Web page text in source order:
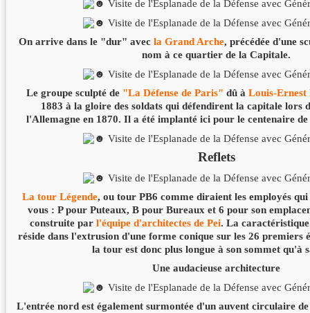
On arrive dans le "dur" avec la Grand Arche, précédée d'une
nom à ce quartier de la Capitale.
Le groupe sculpté de "La Défense de Paris" dû à Louis-
1883 à la gloire des soldats qui défendirent la capitale lors
l'Allemagne en 1870. Il a été implanté ici pour le centenaire
Reflets
La tour Légende, ou tour PB6 comme diraient les employés
vous : P pour Puteaux, B pour Bureaux et 6 pour son
construite par l'équipe d'architectes de Pei. La
réside dans l'extrusion d'une forme conique sur les 26 premiers
la tour est donc plus longue à son sommet qu'à
Une audacieuse architecture
L'entrée nord est également surmontée d'un auvent circulaire